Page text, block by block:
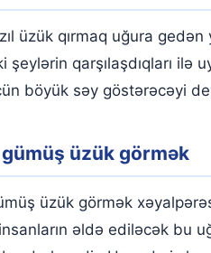
üzük qırmaq uğura
şeylərin qarşılaşdıqları ilə
böyük səy göstərəcəyi
üzük görmək
üzük görmək
əldə ediləcək bu